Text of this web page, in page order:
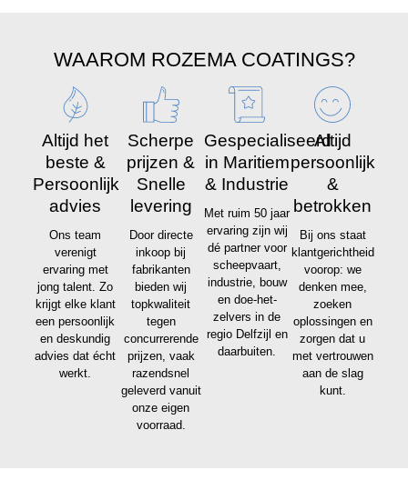
WAAROM ROZEMA COATINGS?
Altijd het
beste &
Persoonlijk
advies
Ons team
verenigt
ervaring met
jong talent. Zo
krijgt elke klant
een persoonlijk
en deskundig
advies dat écht
werkt.
Scherpe
prijzen &
Snelle
levering
Door directe
inkoop bij
fabrikanten
bieden wij
topkwaliteit
tegen
concurrerende
prijzen, vaak
razendsnel
geleverd vanuit
onze eigen
voorraad.
Gespecialiseerd
in Maritiem
& Industrie
Met ruim 50 jaar
ervaring zijn wij
dé partner voor
scheepvaart,
industrie, bouw
en doe-het-
zelvers in de
regio Delfzijl en
daarbuiten.
Altijd
persoonlijk
&
betrokken
Bij ons staat
klantgerichtheid
voorop: we
denken mee,
zoeken
oplossingen en
zorgen dat u
met vertrouwen
aan de slag
kunt.